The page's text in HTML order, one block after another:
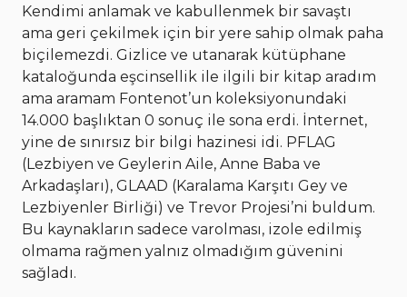
Kendimi anlamak ve kabullenmek bir savaştı
ama geri çekilmek için bir yere sahip olmak paha
biçilemezdi. Gizlice ve utanarak kütüphane
kataloğunda eşcinsellik ile ilgili bir kitap aradım
ama aramam Fontenot’un koleksiyonundaki
14.000 başlıktan 0 sonuç ile sona erdi. İnternet,
yine de sınırsız bir bilgi hazinesi idi. PFLAG
(Lezbiyen ve Geylerin Aile, Anne Baba ve
Arkadaşları), GLAAD (Karalama Karşıtı Gey ve
Lezbiyenler Birliği) ve Trevor Projesi’ni buldum.
Bu kaynakların sadece varolması, izole edilmiş
olmama rağmen yalnız olmadığım güvenini
sağladı.